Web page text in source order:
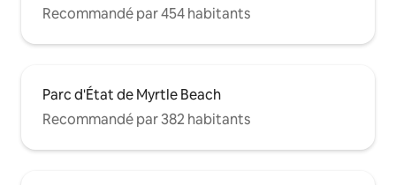
Recommandé par 454 habitants
Parc d'État de Myrtle Beach
Recommandé par 382 habitants